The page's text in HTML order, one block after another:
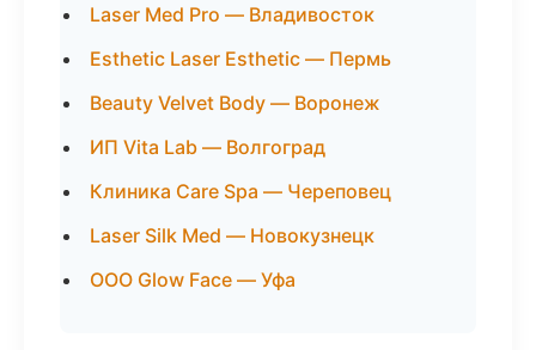
Laser Med Pro — Владивосток
Esthetic Laser Esthetic — Пермь
Beauty Velvet Body — Воронеж
ИП Vita Lab — Волгоград
Клиника Care Spa — Череповец
Laser Silk Med — Новокузнецк
ООО Glow Face — Уфа